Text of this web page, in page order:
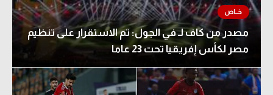
مصدر من كاف لـ في الجول: تم الاستقرار على تنظيم
مصر لكأس إفريقيا تحت 23 عاما